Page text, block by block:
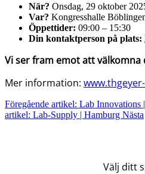
När? Onsdag, 29 oktober
Var? Kongresshalle
Öppettider: 09:00 – 15:30
Din kontaktperson på plats:
Vi ser fram emot att välkomna
Mer information:
Föregående artikel: Lab Innovations
artikel: Lab-Supply | Hamburg Nästa
Välj ditt